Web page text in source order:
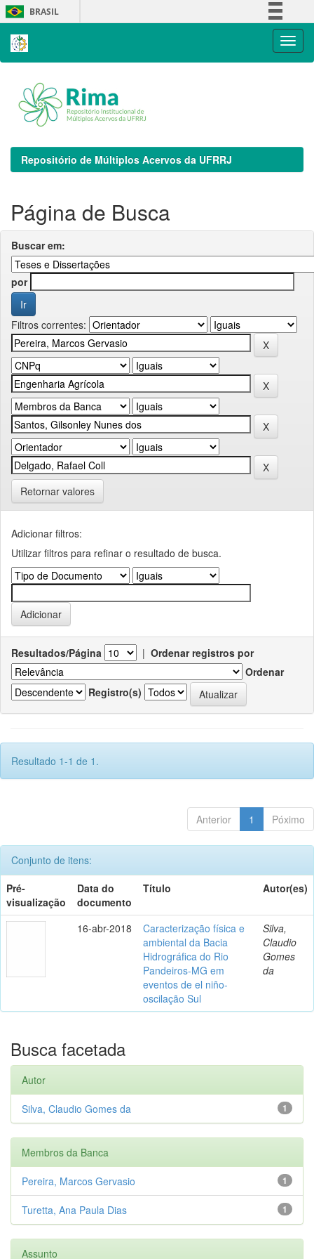
Skip
navigation
BRASIL
Repositório de Múltiplos Acervos da UFRRJ
Página de Busca
Buscar em:
por
Filtros correntes:
Retornar valores
Adicionar filtros:
Utilizar filtros para refinar o resultado de busca.
Resultados/Página | Ordenar registros por
Ordenar
Registro(s)
Resultado 1-1 de 1.
Anterior 1 Póximo
Conjunto de itens:
Pré-
visualização
Data do
documento
Título Autor(es)
16-abr-2018
Caracterização física e
ambiental da Bacia
Hidrográfica do Rio
Pandeiros-MG em
eventos de el niño-
oscilação Sul
Silva,
Claudio
Gomes
da
Busca facetada
Autor
1
Silva, Claudio Gomes da
Membros da Banca
1
Pereira, Marcos Gervasio
1
Turetta, Ana Paula Dias
Assunto